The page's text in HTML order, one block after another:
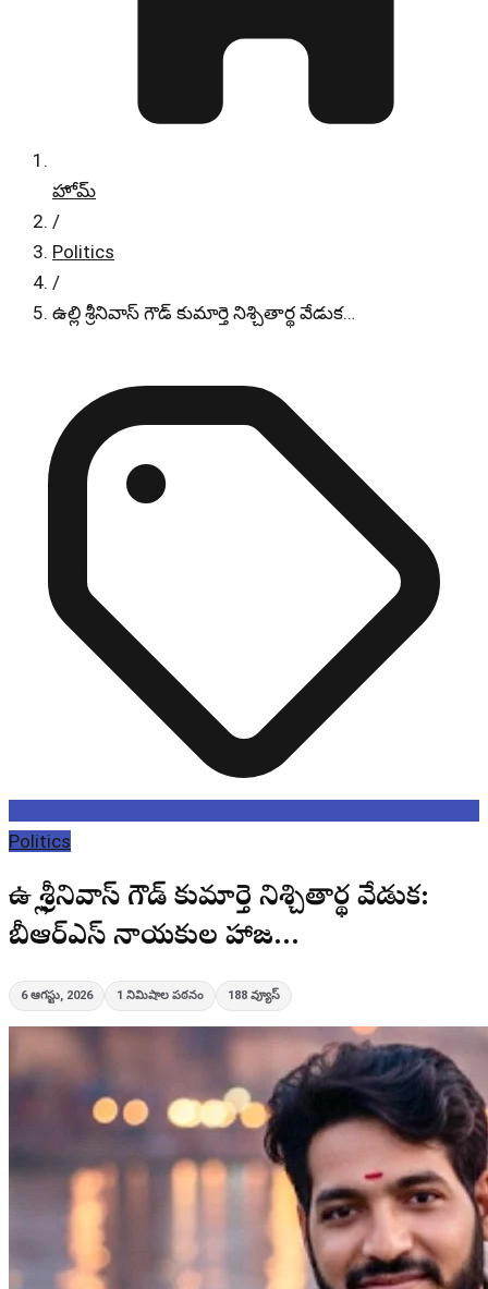
హోమ్
/
Politics
/
ఉల్లి శ్రీనివాస్ గౌడ్ కుమార్తె నిశ్చితార్థ వేడుక…
Politics
ఉల్లి శ్రీనివాస్ గౌడ్ కుమార్తె నిశ్చితార్థ వేడుక:
బీఆర్ఎస్ నాయకుల హాజ…
6 ఆగస్టు, 2026 1 నిమిషాల పఠనం 188 వ్యూస్